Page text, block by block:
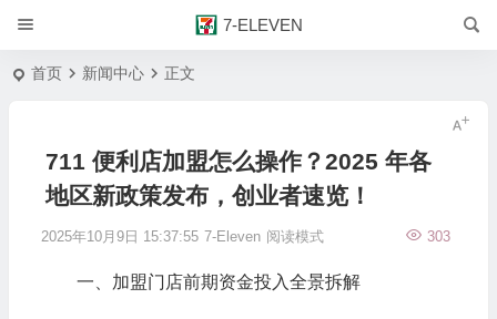
7-ELEVEN
首页 新闻中心 正文
711 便利店加盟怎么操作？2025 年各
地区新政策发布，创业者速览！
2025年10月9日 15:37:55 7-Eleven 303
阅读模式
一、加盟门店前期资金投入全景拆解